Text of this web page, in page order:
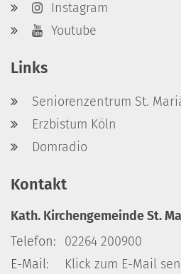
Instagram
Youtube
Links
Seniorenzentrum St.
Erzbistum Köln
Domradio
Kontakt
Kath. Kirchengemeinde St.
Telefon:
02264 200900
E-Mail:
Klick zum E-Mail